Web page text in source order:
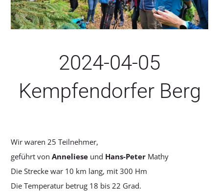
SERVICE
2024-04-05
Kempfendorfer Berg
Wir waren 25 Teilnehmer,
geführt vonAnneliese und Hans-Peter Mathy
Die Strecke war 10 km lang, mit 300 Hm
Die Temperatur betrug 18 bis 22 Grad.